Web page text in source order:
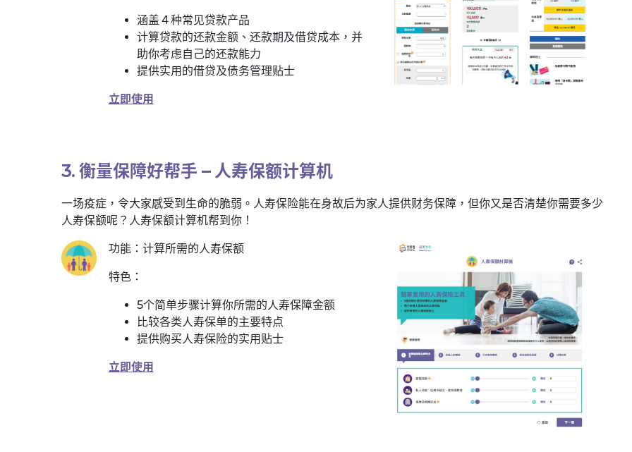
涵盖４种常见贷款产品
计算贷款的还款金额、还款期及借贷成本，并
助你考虑自己的还款能力
提供实用的借贷及债务管理贴士
立即使用
3. 衡量保障好帮手 – 人寿保额计算机
一场疫症，令大家感受到生命的脆弱。人寿保险能在身故后为家人提供财务保障，但你又是否清楚你需要多少
人寿保额呢？人寿保额计算机帮到你！
功能：计算所需的人寿保额
特色：
5个简单步骤计算你所需的人寿保障金额
比较各类人寿保单的主要特点
提供购买人寿保险的实用贴士
立即使用